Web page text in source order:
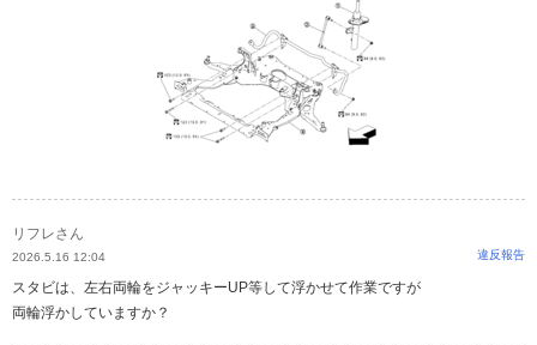
リフレさん
2026.5.16 12:04 違反報告
スタビは、左右両輪をジャッキーUP等して浮かせて作業ですが
両輪浮かしていますか？